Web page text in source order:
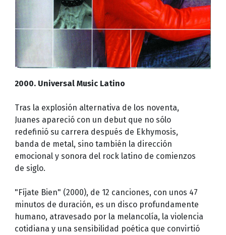
2000. Universal Music Latino
Tras la explosión alternativa de los noventa,
Juanes apareció con un debut que no sólo
redefinió su carrera después de Ekhymosis,
banda de metal, sino también la dirección
emocional y sonora del rock latino de comienzos
de siglo.
"Fíjate Bien" (2000), de 12 canciones, con unos 47
minutos de duración, es un disco profundamente
humano, atravesado por la melancolía, la violencia
cotidiana y una sensibilidad poética que convirtió